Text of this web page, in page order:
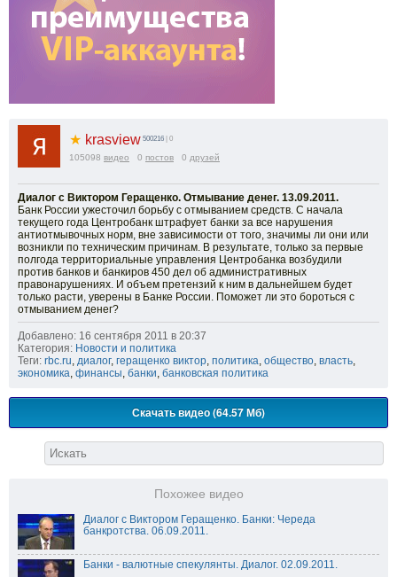
★ krasview 500216 | 0
105098 видео 0 постов 0 друзей
Диалог с Виктором Геращенко. Отмывание денег. 13.09.2011.
Банк России ужесточил борьбу с отмыванием средств. С начала
текущего года Центробанк штрафует банки за все нарушения
антиотмывочных норм, вне зависимости от того, значимы ли они или
возникли по техническим причинам. В результате, только за первые
полгода территориальные управления Центробанка возбудили
против банков и банкиров 450 дел об административных
правонарушениях. И объем претензий к ним в дальнейшем будет
только расти, уверены в Банке России. Поможет ли это бороться с
отмыванием денег?
Добавлено: 16 сентября 2011 в 20:37
Категория: Новости и политика
Теги: rbc.ru, диалог, геращенко виктор, политика, общество, власть,
экономика, финансы, банки, банковская политика
Скачать видео (64.57 Мб)
Похожее видео
Диалог с Виктором Геращенко. Банки: Череда
банкротства. 06.09.2011.
Банки - валютные спекулянты. Диалог. 02.09.2011.